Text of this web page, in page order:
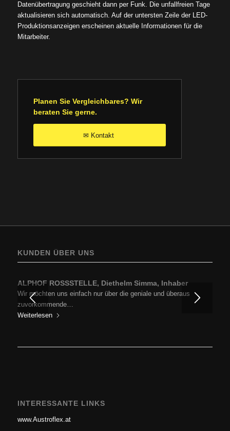
Datenübertragung geschieht dann per Funk. Die unfallfreien Tage
aktualisieren sich automatisch. Auf der untersten Zeile der LED-
Produktionsanzeigen erscheinen aktuelle Informationen für die
Mitarbeiter.
Planen Sie Vergleichbares? Wir
beraten Sie gerne.
✉ Kontakt
KUNDEN ÜBER UNS
ALPHOF ROSSSTELLE, Diethelm Simma, Inhaber
Wir möchten uns einfach nur über die geniale und überaus
zuvorkommende…
Weiterlesen
INTERESSANTE LINKS
www.Austroflex.at